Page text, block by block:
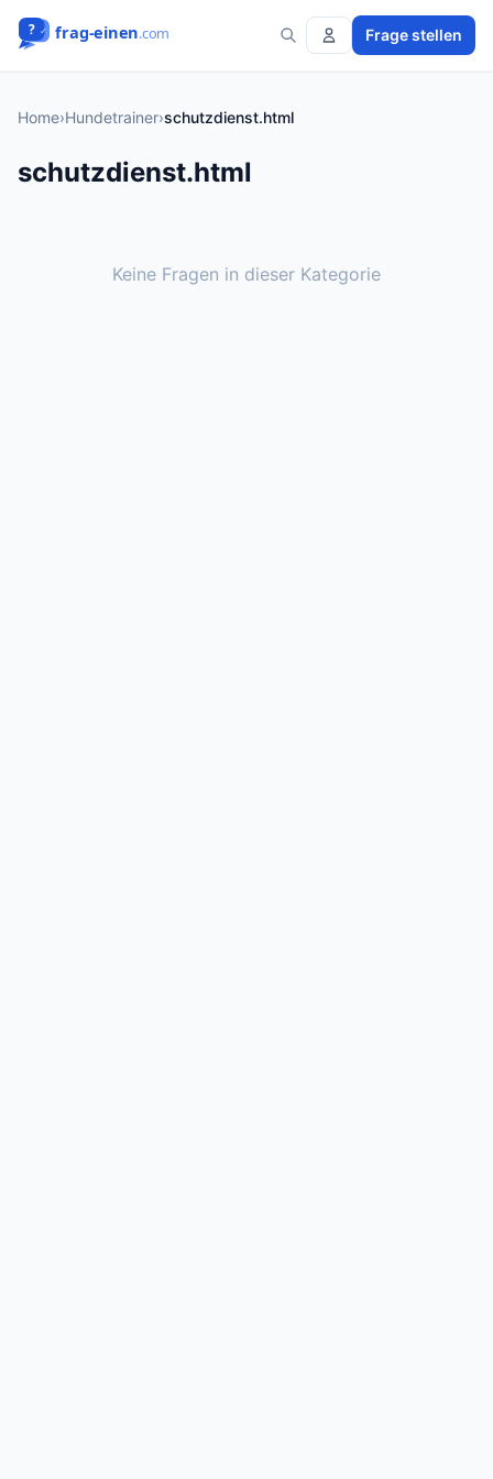
Frage stellen
Home›Hundetrainer›schutzdienst.html
schutzdienst.html
Keine Fragen in dieser Kategorie